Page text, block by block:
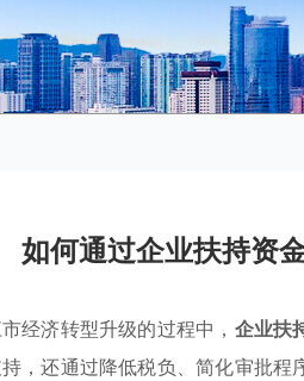
如何通过企业扶持资
经济转型升级的过程中， 企业扶
，还通过降低税负、简化审批